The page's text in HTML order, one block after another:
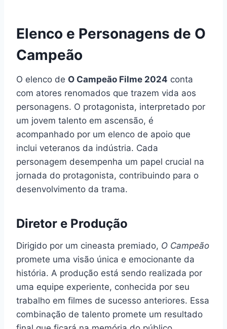
Elenco e Personagens de O
Campeão
O elenco de O Campeão Filme 2024 conta
com atores renomados que trazem vida aos
personagens. O protagonista, interpretado por
um jovem talento em ascensão, é
acompanhado por um elenco de apoio que
inclui veteranos da indústria. Cada
personagem desempenha um papel crucial na
jornada do protagonista, contribuindo para o
desenvolvimento da trama.
Diretor e Produção
Dirigido por um cineasta premiado, O Campeão
promete uma visão única e emocionante da
história. A produção está sendo realizada por
uma equipe experiente, conhecida por seu
trabalho em filmes de sucesso anteriores. Essa
combinação de talento promete um resultado